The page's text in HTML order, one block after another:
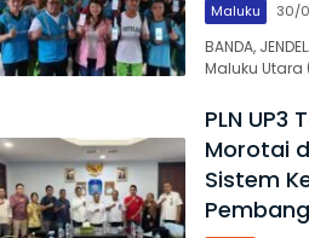
Maluku 30/
BANDA,
Maluku Utara
PLN
Morotai
Sistem